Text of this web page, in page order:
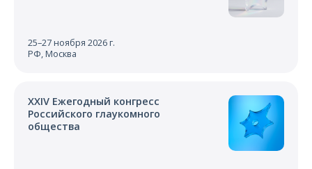
25–27 ноября 2026 г.
РФ, Москва
XXIV Ежегодный конгресс
Российского глаукомного
общества